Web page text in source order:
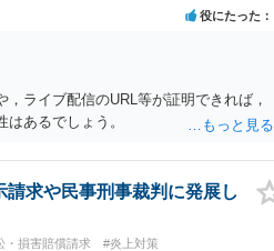
役にたった
ライブ配信のURL等が証明できれば，
あるでしょう。
求や民事刑事裁判に発展し
・損害賠償請求 #炎上対策